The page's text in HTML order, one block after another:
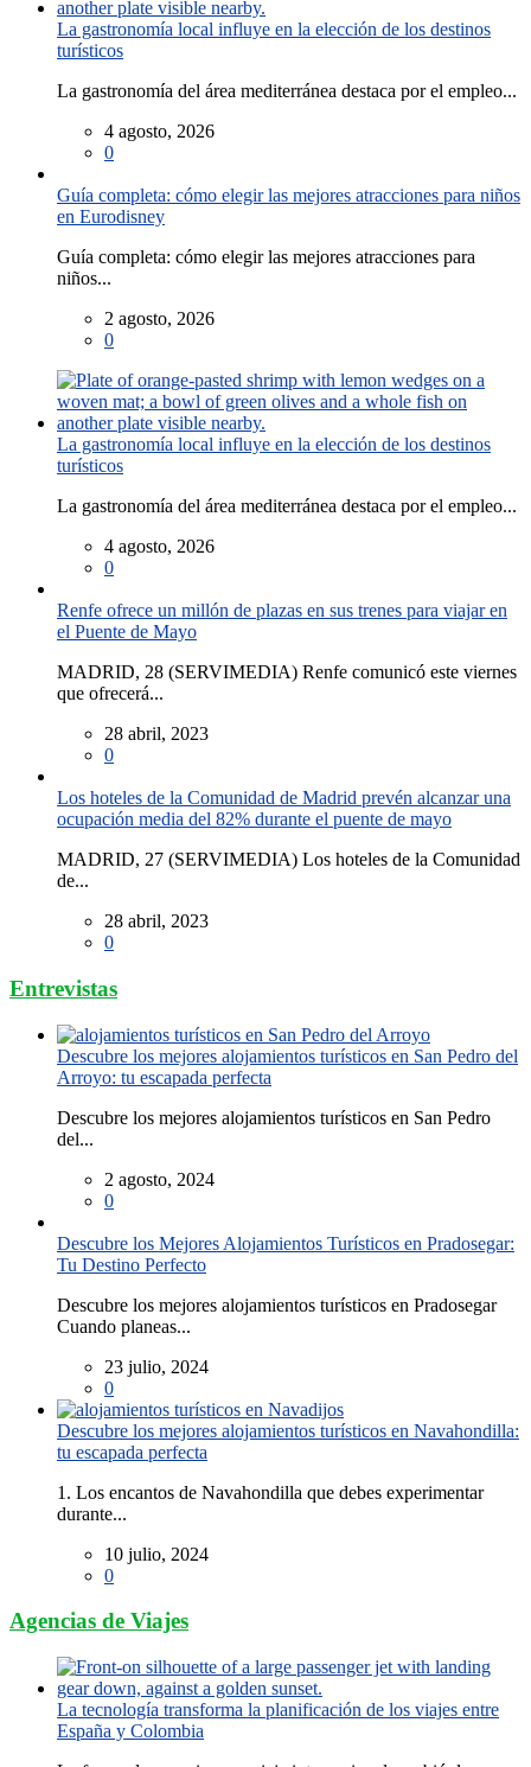
La gastronomía local influye en la elección de los destinos
turísticos
La gastronomía del área mediterránea destaca por el empleo...
4 agosto, 2026
0
Guía completa: cómo elegir las mejores atracciones para niños
en Eurodisney
Guía completa: cómo elegir las mejores atracciones para
niños...
2 agosto, 2026
0
La gastronomía local influye en la elección de los destinos
turísticos
La gastronomía del área mediterránea destaca por el empleo...
4 agosto, 2026
0
Renfe ofrece un millón de plazas en sus trenes para viajar en
el Puente de Mayo
MADRID, 28 (SERVIMEDIA) Renfe comunicó este viernes
que ofrecerá...
28 abril, 2023
0
Los hoteles de la Comunidad de Madrid prevén alcanzar una
ocupación media del 82% durante el puente de mayo
MADRID, 27 (SERVIMEDIA) Los hoteles de la Comunidad
de...
28 abril, 2023
0
Entrevistas
Descubre los mejores alojamientos turísticos en San Pedro del
Arroyo: tu escapada perfecta
Descubre los mejores alojamientos turísticos en San Pedro
del...
2 agosto, 2024
0
Descubre los Mejores Alojamientos Turísticos en Pradosegar:
Tu Destino Perfecto
Descubre los mejores alojamientos turísticos en Pradosegar
Cuando planeas...
23 julio, 2024
0
Descubre los mejores alojamientos turísticos en Navahondilla:
tu escapada perfecta
1. Los encantos de Navahondilla que debes experimentar
durante...
10 julio, 2024
0
Agencias de Viajes
La tecnología transforma la planificación de los viajes entre
España y Colombia